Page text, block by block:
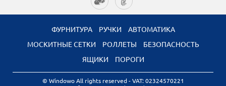
ФУРНИТУРА РУЧКИ
АВТОМАТИКА
МОСКИТНЫЕ СЕТКИ
РОЛЛЕТЫ
БЕЗОПАСНОСТЬ
ЯЩИКИ
ПОРОГИ
© Windowo All rights reserved - VAT: 02324570221